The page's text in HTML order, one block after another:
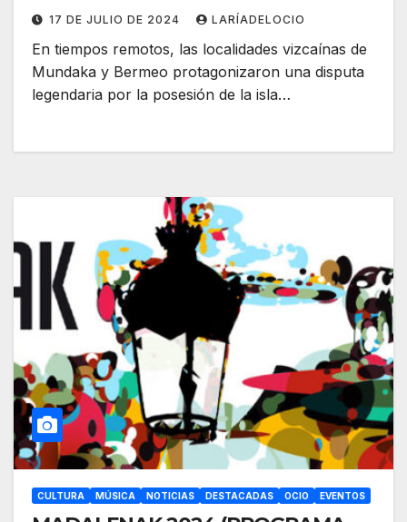
17 DE JULIO DE 2024 LARÍADELOCIO
En tiempos remotos, las localidades vizcaínas de
Mundaka y Bermeo protagonizaron una disputa
legendaria por la posesión de la isla…
CULTURA MÚSICA NOTICIAS DESTACADAS OCIO EVENTOS